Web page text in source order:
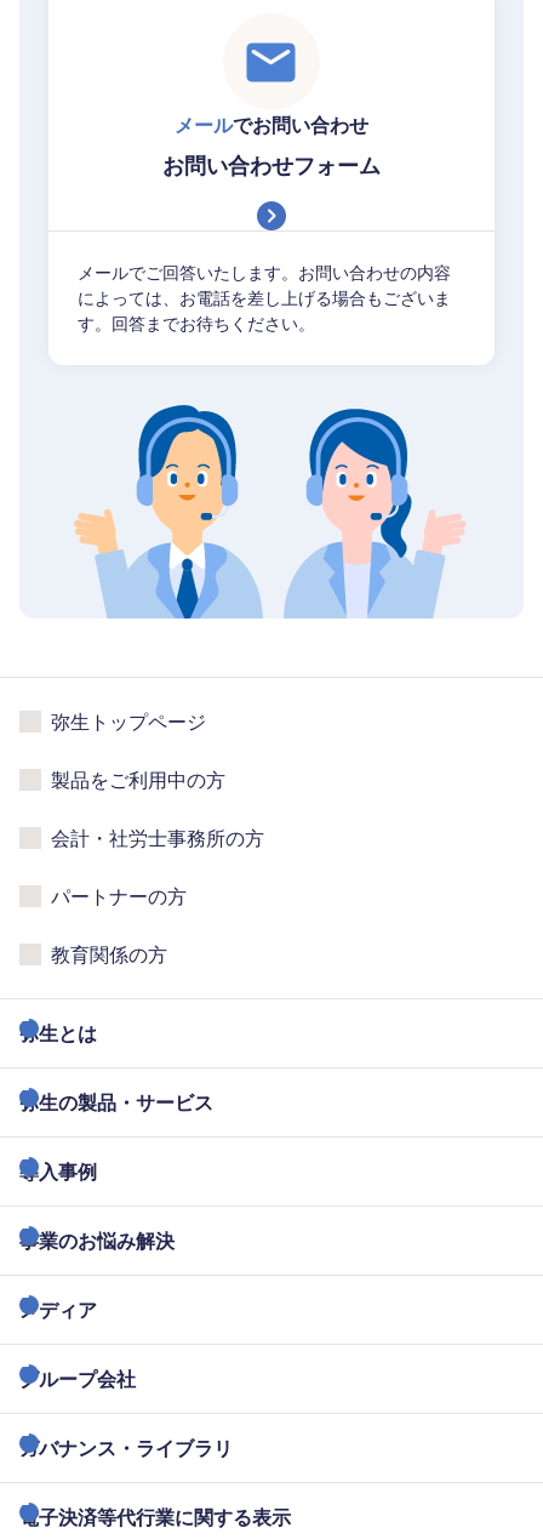
メールでお問い合わせ
お問い合わせフォーム
メールでご回答いたします。お問い合わせの内容
によっては、お電話を差し上げる場合もございま
す。回答までお待ちください。
弥生トップページ
製品をご利用中の方
会計・社労士事務所の方
パートナーの方
教育関係の方
弥生とは
弥生の製品・サービス
導入事例
事業のお悩み解決
メディア
グループ会社
ガバナンス・ライブラリ
電子決済等代行業に関する表示